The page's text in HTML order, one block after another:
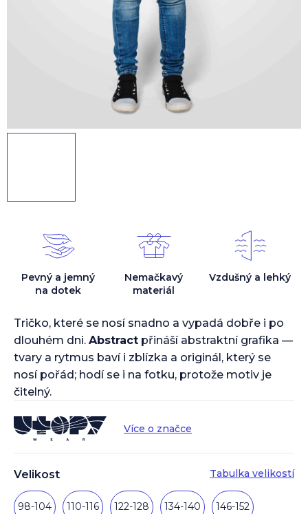
Velikost Tabulka velikostí
98-104 110-116 122-128 134-140 146-152
Tričko, které se nosí snadno a vypadá dobře i po
dlouhém dni. Abstract přináší abstraktní grafika —
tvary a rytmus baví i zblízka a originál, který se
nosí pořád; hodí se i na fotku, protože motiv je
čitelný.
Více o značce
Pevný a jemný
na dotek
Nemačkavý
materiál
Vzdušný a lehký